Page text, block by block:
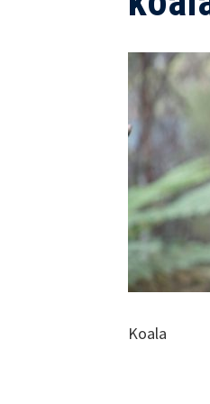
Koala